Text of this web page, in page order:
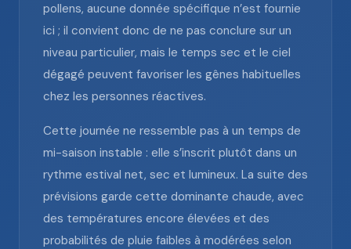
pollens, aucune donnée spécifique n’est fournie
ici ; il convient donc de ne pas conclure sur un
niveau particulier, mais le temps sec et le ciel
dégagé peuvent favoriser les gênes habituelles
chez les personnes réactives.
Cette journée ne ressemble pas à un temps de
mi-saison instable : elle s’inscrit plutôt dans un
rythme estival net, sec et lumineux. La suite des
prévisions garde cette dominante chaude, avec
des températures encore élevées et des
probabilités de pluie faibles à modérées selon